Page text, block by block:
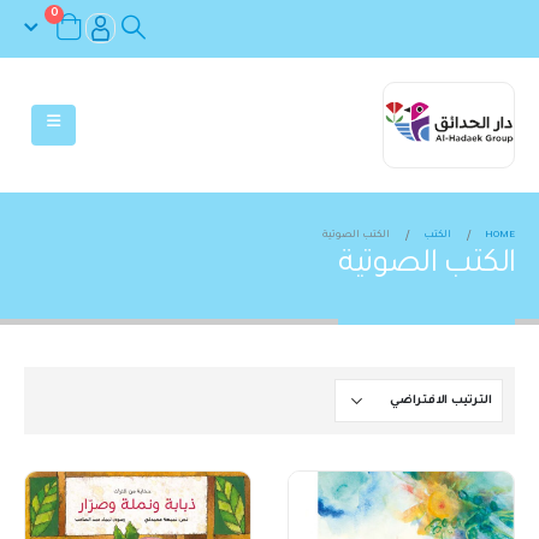
0
HOME الكتب الكتب الصوتية
الكتب الصوتية